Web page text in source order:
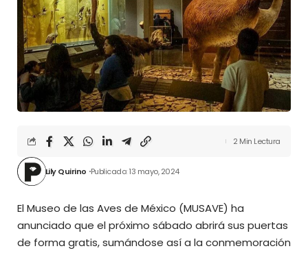
Lily Quirino Publicado: 13 mayo, 2024
2 Min Lectura
El Museo de las Aves de México (MUSAVE) ha
anunciado que el próximo sábado abrirá sus puertas
de forma gratis, sumándose así a la conmemoración